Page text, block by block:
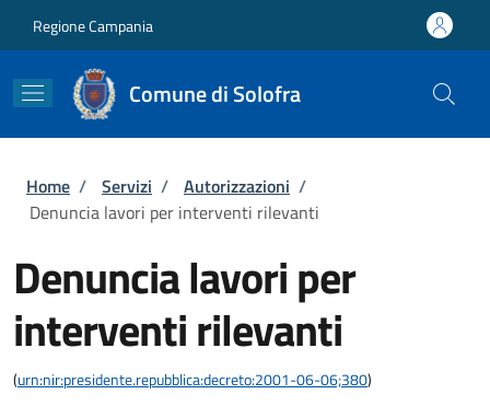
Regione Campania
Comune di Solofra
Briciole di pane
Home / Servizi / Autorizzazioni /
Denuncia lavori per interventi rilevanti
Denuncia lavori per
interventi rilevanti
(urn:nir:presidente.repubblica:decreto:2001-06-06;380)